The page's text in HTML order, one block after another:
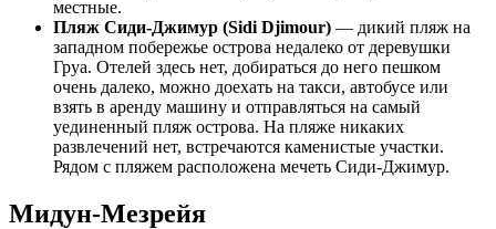
местные.
Пляж Сиди-Джимур (Sidi Djimour) — дикий пляж на
западном побережье острова недалеко от деревушки
Груа. Отелей здесь нет, добираться до него пешком
очень далеко, можно доехать на такси, автобусе или
взять в аренду машину и отправляться на самый
уединенный пляж острова. На пляже никаких
развлечений нет, встречаются каменистые участки.
Рядом с пляжем расположена мечеть Сиди-Джимур.
Мидун-Мезрейя